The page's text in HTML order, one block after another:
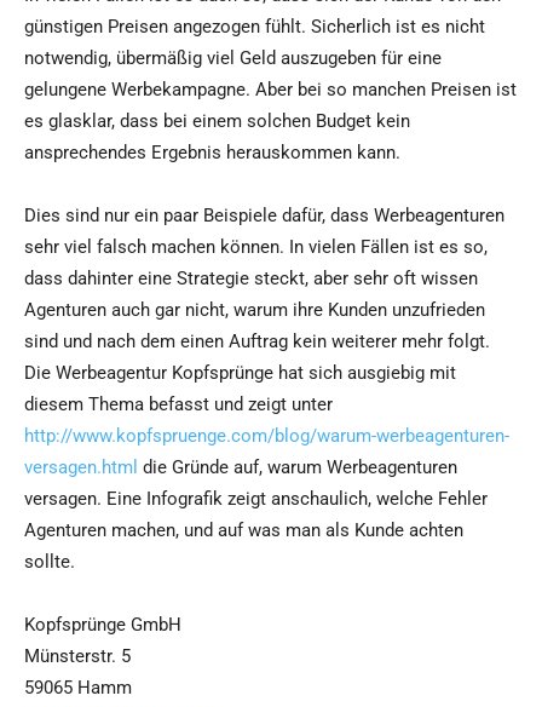
günstigen Preisen angezogen fühlt. Sicherlich ist es nicht
notwendig, übermäßig viel Geld auszugeben für eine
gelungene Werbekampagne. Aber bei so manchen Preisen ist
es glasklar, dass bei einem solchen Budget kein
ansprechendes Ergebnis herauskommen kann.
Dies sind nur ein paar Beispiele dafür, dass Werbeagenturen
sehr viel falsch machen können. In vielen Fällen ist es so,
dass dahinter eine Strategie steckt, aber sehr oft wissen
Agenturen auch gar nicht, warum ihre Kunden unzufrieden
sind und nach dem einen Auftrag kein weiterer mehr folgt.
Die Werbeagentur Kopfsprünge hat sich ausgiebig mit
diesem Thema befasst und zeigt unter
http://www.kopfspruenge.com/blog/warum-werbeagenturen-
versagen.html die Gründe auf, warum Werbeagenturen
versagen. Eine Infografik zeigt anschaulich, welche Fehler
Agenturen machen, und auf was man als Kunde achten
sollte.
Kopfsprünge GmbH
Münsterstr. 5
59065 Hamm